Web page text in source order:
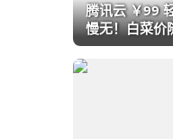
腾讯云 ￥99
慢无！白菜价